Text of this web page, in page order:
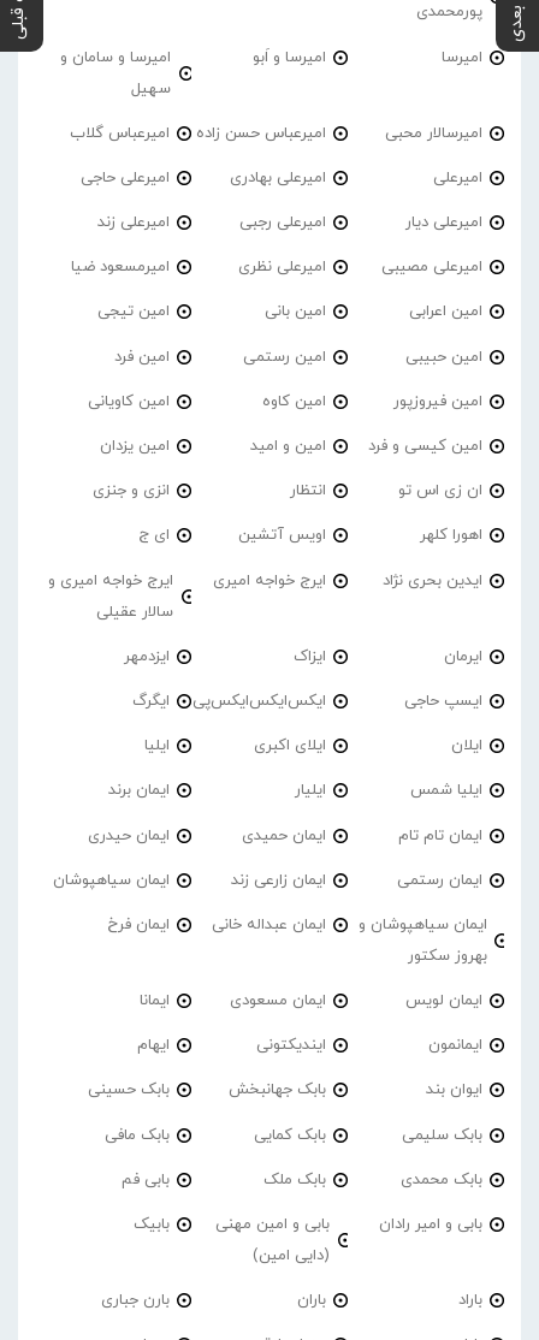
پورمحمدی
امیرسا امیرسا و اَبو
امیرسا و سامان و
سهیل
امیرسالار محبی امیرعباس حسن زاده امیرعباس گلاب
امیرعلی امیرعلی بهادری امیرعلی حاجی
امیرعلی دیار امیرعلی رجبی امیرعلی زند
امیرعلی مصیبی امیرعلی نظری امیرمسعود ضیا
امین اعرابی امین بانی امین تیجی
امین حبیبی امین رستمی امین فرد
امین فیروزپور امین کاوه امین کاویانی
امین کیسی و فرد امین و امید امین یزدان
ان زی اس تو انتظار انزی و جنزی
اهورا کلهر اویس آتشین ای ج
ایدین بحری نژاد ایرج خواجه امیری
ایرج خواجه امیری و
سالار عقیلی
ایرمان ایزاک ایزدمهر
ایسپ حاجی ایکس‌ایکس‌ایکس‌پی ایگرگ
ایلان ایلای اکبری ایلیا
ایلیا شمس ایلیار ایمان برند
ایمان تام تام ایمان حمیدی ایمان حیدری
ایمان رستمی ایمان زارعی زند ایمان سیاهپوشان
ایمان سیاهپوشان و
بهروز سکتور
ایمان عبداله خانی ایمان فرخ
ایمان لویس ایمان مسعودی ایمانا
ایمانمون ایندیکتونی ایهام
ایوان بند بابک جهانبخش بابک حسینی
بابک سلیمی بابک کمایی بابک مافی
بابک محمدی بابک ملک بابی فم
بابی و امیر رادان
بابی و امین مهنی
(دایی امین)
بابیک
باراد باران بارن جباری